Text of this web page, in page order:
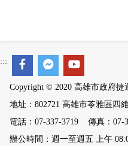
:::
Copyright © 2020 高雄市政府捷
地址：802721 高雄市苓雅區四
電話：07-337-3719 傳真：07-
辦公時間：週一至週五 上午